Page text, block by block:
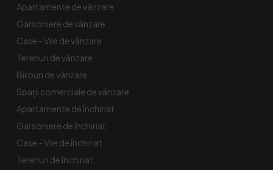
Apartamente de vânzare
Garsoniere de vânzare
Case - Vile de vânzare
Terenuri de vânzare
Birouri de vânzare
Spaţii comerciale de vânzare
Apartamente de închiriat
Garsoniere de închiriat
Case - Vile de închiriat
Terenuri de închiriat